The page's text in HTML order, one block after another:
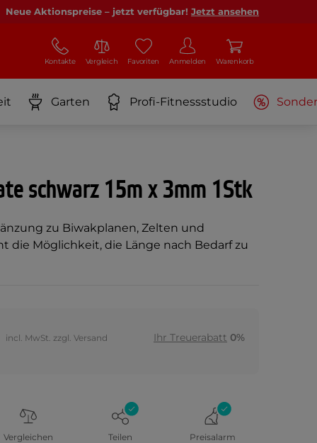
Neue Aktionspreise – jetzt verfügbar! Jetzt ansehen
Kontakte Vergleich Favoriten Anmelden Warenkorb
Garten Profi-Fitnessstudio
schwarz 15m x 3mm 1Stk
zu Biwakplanen, Zelten und
die Möglichkeit, die Länge nach Bedarf zu
incl. MwSt. zzgl. Versand Ihr Treuerabatt 0%
Vergleichen Teilen Preisalarm